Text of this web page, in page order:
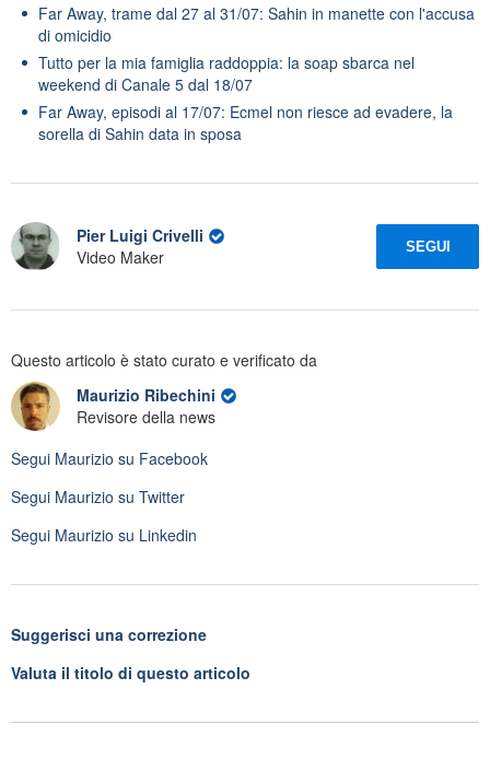
Far Away, trame dal 27 al 31/07: Sahin in manette con l'accusa
di omicidio
Tutto per la mia famiglia raddoppia: la soap sbarca nel
weekend di Canale 5 dal 18/07
Far Away, episodi al 17/07: Ecmel non riesce ad evadere, la
sorella di Sahin data in sposa
Pier Luigi Crivelli
Video Maker
SEGUI
Questo articolo è stato curato e verificato da
Maurizio Ribechini
Revisore della news
Segui Maurizio su Facebook
Segui Maurizio su Twitter
Segui Maurizio su Linkedin
Suggerisci una correzione
Valuta il titolo di questo articolo